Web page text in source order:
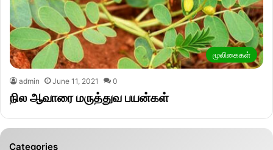
மூலிகைகள்
admin June 11, 2021 0
நில ஆவாரை மருத்துவ பயன்கள்
Categories